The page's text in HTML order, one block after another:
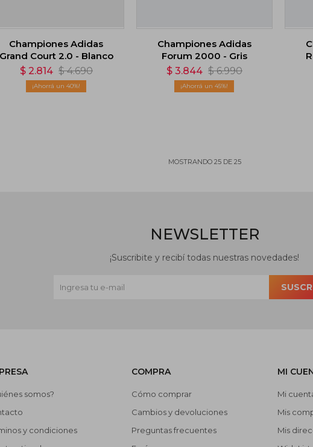
Championes Adidas
Grand Court 2.0 - Blanco
$ 2.814 $ 4.690
40
Championes Adidas
Forum 2000 - Gris
$ 3.844 $ 6.990
45
MOSTRANDO 25DE 25
somos?
y condiciones
COMPRA
Cómo comprar
Cambios y devoluciones
Preguntas frecuentes
MI
Mi
Mis
Mis
NEWSLETTER
¡Suscribite y recibí todas nuestras novedades!